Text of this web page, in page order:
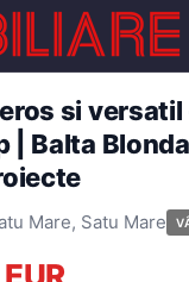
si versatil
| Balta Blonda
Mare, Satu Mare